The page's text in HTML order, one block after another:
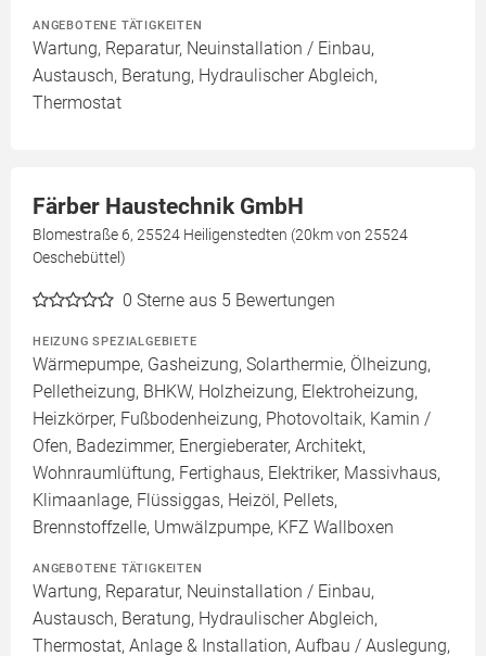
ANGEBOTENE TÄTIGKEITEN
Wartung, Reparatur, Neuinstallation / Einbau,
Austausch, Beratung, Hydraulischer Abgleich,
Thermostat
Färber Haustechnik GmbH
Blomestraße 6, 25524 Heiligenstedten (20km von 25524
Oeschebüttel)
0 Sterne aus 5 Bewertungen
HEIZUNG SPEZIALGEBIETE
Wärmepumpe, Gasheizung, Solarthermie, Ölheizung,
Pelletheizung, BHKW, Holzheizung, Elektroheizung,
Heizkörper, Fußbodenheizung, Photovoltaik, Kamin /
Ofen, Badezimmer, Energieberater, Architekt,
Wohnraumlüftung, Fertighaus, Elektriker, Massivhaus,
Klimaanlage, Flüssiggas, Heizöl, Pellets,
Brennstoffzelle, Umwälzpumpe, KFZ Wallboxen
ANGEBOTENE TÄTIGKEITEN
Wartung, Reparatur, Neuinstallation / Einbau,
Austausch, Beratung, Hydraulischer Abgleich,
Thermostat, Anlage & Installation, Aufbau / Auslegung,